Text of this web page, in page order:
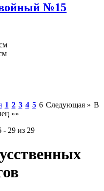
№15
1 2 3 4 5 6 Следующая » В
»»
- 29 из 29